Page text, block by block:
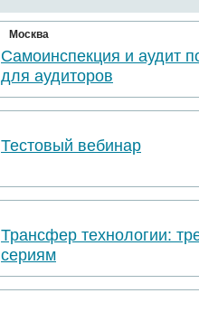
Москва
Самоинспекция и аудит
для аудиторов
Тестовый вебинар
Трансфер технологии:
сериям